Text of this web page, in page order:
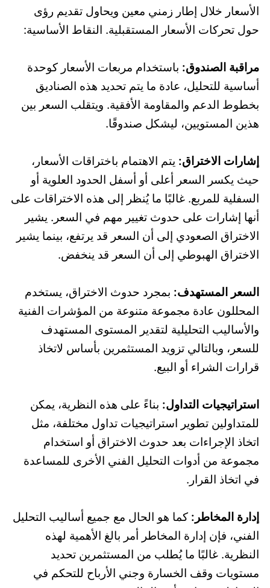
الأسعار خلال إطار زمني معين ويحاول تقديم رؤى
حول تحركات الأسعار المستقبلية. النقاط الأساسية:
مراقبة الصندوق: باستخدام مربعات الأسعار كوحدة
أساسية للتحليل، عادة ما يتم تحديد هذه الصناديق
بخطوط الدعم والمقاومة الأفقية. ويتقلب السعر بين
هذين المستويين، ليشكل صندوقًا.
إشارات الاختراق: يتم الاهتمام باختراقات الأسعار،
حيث يكسر السعر أعلى أو أسفل الحدود العلوية أو
السفلية للمربع. غالبًا ما يُنظر إلى هذه الاختراقات على
أنها إشارات على حدوث تغيير مهم في السعر. يشير
الاختراق الصعودي إلى أن السعر قد يرتفع، بينما يشير
الاختراق الهبوطي إلى أن السعر قد ينخفض.
السعر المستهدف: بمجرد حدوث الاختراق، يستخدم
المحللون عادة مجموعة متنوعة من المؤشرات الفنية
والأساليب التحليلية لتقدير المستوى المستهدف
للسعر، وبالتالي تزويد المستثمرين بأساس لاتخاذ
قرارات الشراء أو البيع.
استراتيجيات التداول: بناءً على هذه النظرية، يمكن
للمتداولين تطوير استراتيجيات تداول مختلفة، مثل
اتخاذ الإجراءات بعد حدوث الاختراق أو استخدام
مجموعة من أدوات التحليل الفني الأخرى للمساعدة
في اتخاذ القرار.
إدارة المخاطر: كما هو الحال مع جميع أساليب التحليل
الفني، فإن إدارة المخاطر أمر بالغ الأهمية لهذه
النظرية. غالبًا ما يُطلب من المستثمرين تحديد
مستويات وقف الخسارة وجني الأرباح للتحكم في